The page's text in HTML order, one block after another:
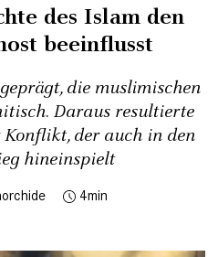
des Islam den
beeinflusst
die muslimischen
Daraus resultierte
der auch in den
hineinspielt
4